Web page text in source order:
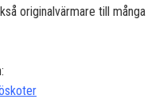
originalvärmare till många